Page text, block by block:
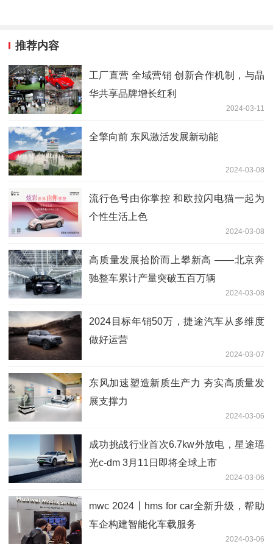
推荐内容
工厂直营 全域营销 创新合作机制，与晶
华共享品牌增长红利
2024-03-11
全擎向前 东风激活发展新动能
2024-03-08
流行色号由你掌控 和欧拉闪电猫一起为
个性生活上色
2024-03-08
高质量发展拾阶而上攀新高 ——北京奔
驰整车累计产量突破五百万辆
2024-03-08
2024目标年销50万，捷途汽车从多维度
做好运营
2024-03-07
东风加速塑造新质生产力 夯实高质量发
展支撑力
2024-03-06
成功挑战行业首次6.7kw外放电，星途瑶
光c-dm 3月11日即将全球上市
2024-03-06
mwc 2024丨hms for car全新升级，帮助
车企构建智能化车载服务
2024-03-06